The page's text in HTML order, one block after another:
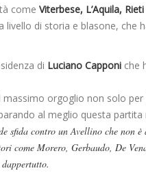
come Viterbese, L’Aquila,
livello di storia e blasone, che
di Luciano Capponi che
massimo orgoglio non solo
al meglio questa
sfida contro un Avellino che non
come Morero, Gerbaudo, De